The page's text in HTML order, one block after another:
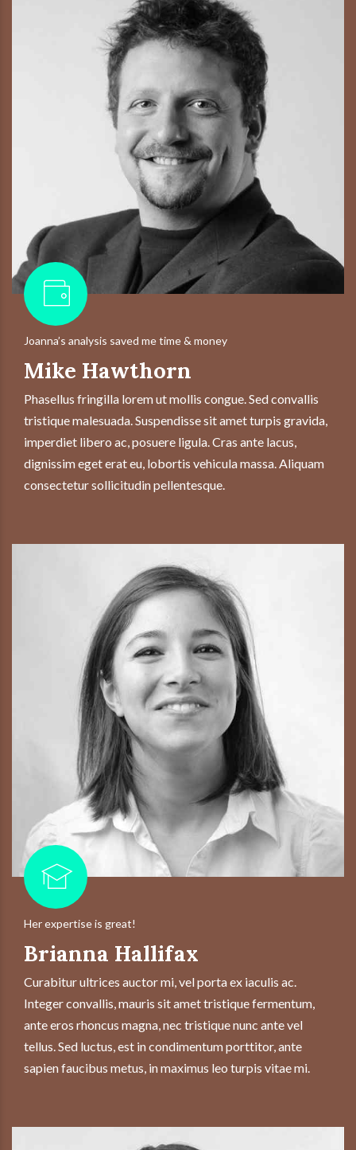
Joanna’s analysis saved me time & money
Mike Hawthorn
Phasellus fringilla lorem ut mollis congue. Sed convallis
tristique malesuada. Suspendisse sit amet turpis gravida,
imperdiet libero ac, posuere ligula. Cras ante lacus,
dignissim eget erat eu, lobortis vehicula massa. Aliquam
consectetur sollicitudin pellentesque.
Her expertise is great!
Brianna Hallifax
Curabitur ultrices auctor mi, vel porta ex iaculis ac.
Integer convallis, mauris sit amet tristique fermentum,
ante eros rhoncus magna, nec tristique nunc ante vel
tellus. Sed luctus, est in condimentum porttitor, ante
sapien faucibus metus, in maximus leo turpis vitae mi.